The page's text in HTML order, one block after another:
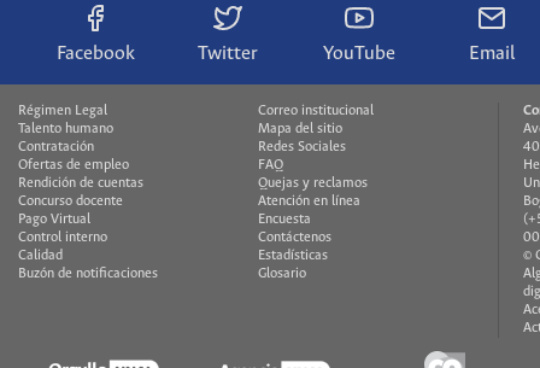
Facebook Twitter YouTube Email
Régimen Legal
Talento humano
Contratación
Ofertas de empleo
Rendición de cuentas
Concurso docente
Pago Virtual
Control interno
Calidad
Buzón de notificaciones
Correo institucional
Mapa del sitio
Redes Sociales
FAQ
Quejas y reclamos
Atención en línea
Encuesta
Contáctenos
Estadísticas
Glosario
©